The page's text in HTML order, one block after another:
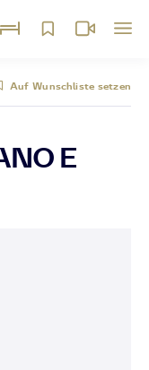
Auf Wunschliste setzen
E